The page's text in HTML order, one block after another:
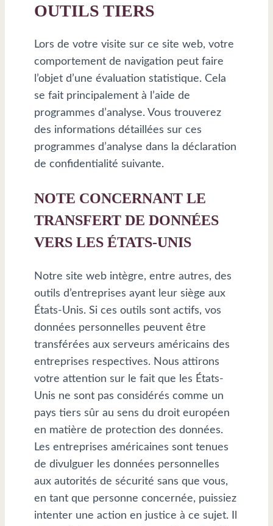
OUTILS TIERS
Lors de votre visite sur ce site web, votre
comportement de navigation peut faire
l’objet d’une évaluation statistique. Cela
se fait principalement à l’aide de
programmes d’analyse. Vous trouverez
des informations détaillées sur ces
programmes d’analyse dans la déclaration
de confidentialité suivante.
NOTE CONCERNANT LE
TRANSFERT DE DONNÉES
VERS LES ÉTATS-UNIS
Notre site web intègre, entre autres, des
outils d’entreprises ayant leur siège aux
États-Unis. Si ces outils sont actifs, vos
données personnelles peuvent être
transférées aux serveurs américains des
entreprises respectives. Nous attirons
votre attention sur le fait que les États-
Unis ne sont pas considérés comme un
pays tiers sûr au sens du droit européen
en matière de protection des données.
Les entreprises américaines sont tenues
de divulguer les données personnelles
aux autorités de sécurité sans que vous,
en tant que personne concernée, puissiez
intenter une action en justice à ce sujet. Il